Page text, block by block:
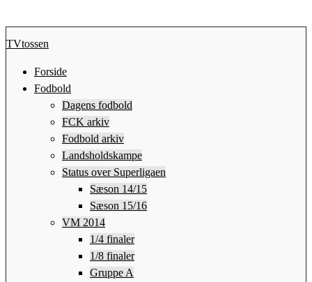
TVtossen
Forside
Fodbold
Dagens fodbold
FCK arkiv
Fodbold arkiv
Landsholdskampe
Status over Superligaen
Sæson 14/15
Sæson 15/16
VM 2014
1/4 finaler
1/8 finaler
Gruppe A